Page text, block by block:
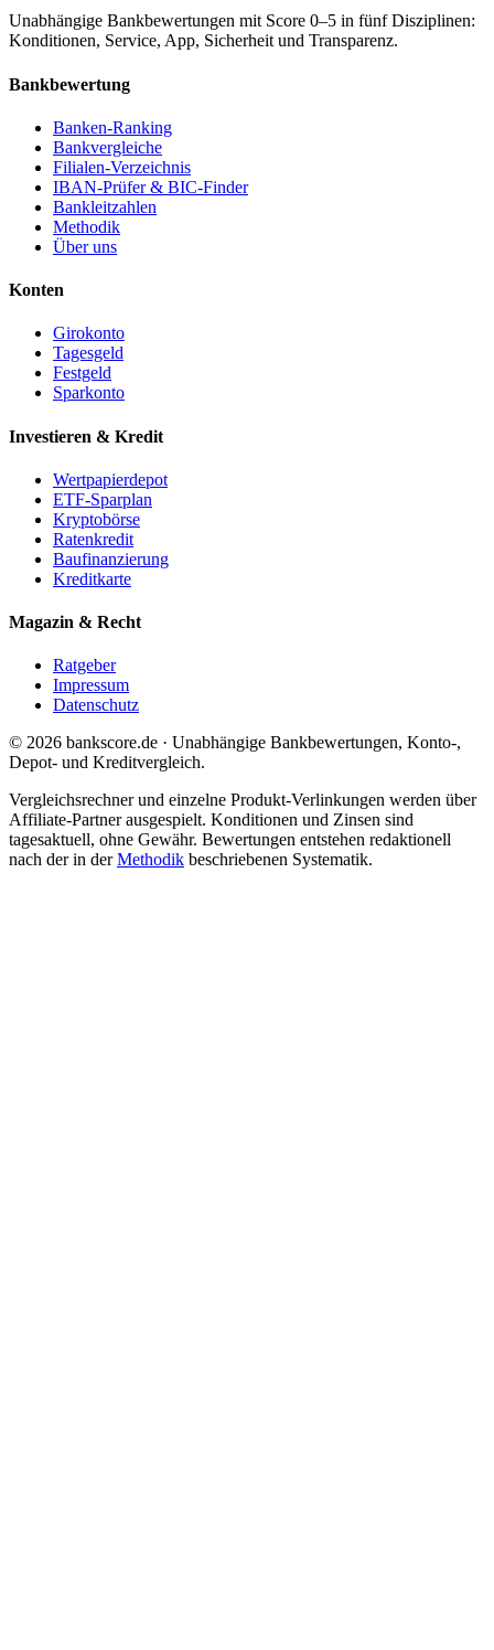
Unabhängige Bankbewertungen mit Score 0–5 in fünf Disziplinen:
Konditionen, Service, App, Sicherheit und Transparenz.
Bankbewertung
Banken-Ranking
Bankvergleiche
Filialen-Verzeichnis
IBAN-Prüfer & BIC-Finder
Bankleitzahlen
Methodik
Über uns
Konten
Girokonto
Tagesgeld
Festgeld
Sparkonto
Investieren & Kredit
Wertpapierdepot
ETF-Sparplan
Kryptobörse
Ratenkredit
Baufinanzierung
Kreditkarte
Magazin & Recht
Ratgeber
Impressum
Datenschutz
© 2026 bankscore.de · Unabhängige Bankbewertungen, Konto-,
Depot- und Kreditvergleich.
Vergleichsrechner und einzelne Produkt-Verlinkungen werden über
Affiliate-Partner ausgespielt. Konditionen und Zinsen sind
tagesaktuell, ohne Gewähr. Bewertungen entstehen redaktionell
nach der in derMethodik beschriebenen Systematik.